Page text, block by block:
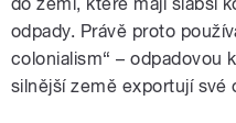
odpady. Právě proto
colonialism“ – odpadovou
silnější země exportují své